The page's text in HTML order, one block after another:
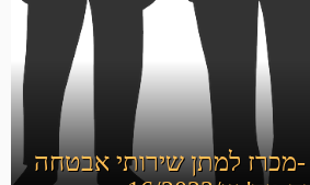
למתן שירותי אבטחה